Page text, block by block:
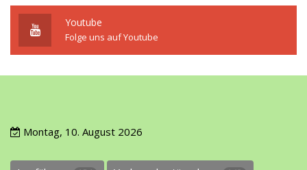
Youtube
Folge uns auf Youtube
Montag, 10. August 2026